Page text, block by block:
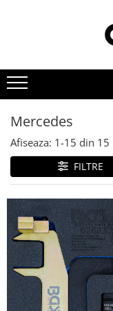
Mercedes
Afiseaza: 1-15 din 15
FILTRE